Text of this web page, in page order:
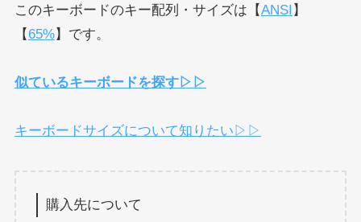
このキーボードのキー配列・サイズは【ANSI 】
【 65%】です。
似ているキーボードを探す▷▷
キーボードサイズについて知りたい▷▷
購入先について